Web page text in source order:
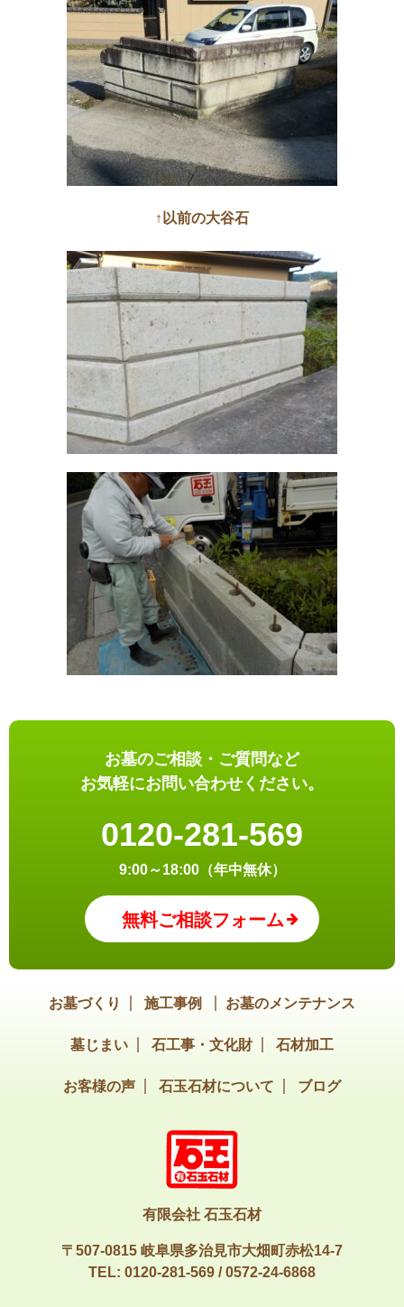
↑以前の大谷石
お墓のご相談・ご質問など
お気軽にお問い合わせください。
0120-281-569
9:00～18:00（年中無休）
無料ご相談フォーム
お墓づくり 施工事例 お墓のメンテナンス
墓じまい 石工事・文化財 石材加工
お客様の声 石玉石材について ブログ
有限会社 石玉石材
〒507-0815 岐阜県多治見市大畑町赤松14-7
TEL: 0120-281-569 /0572-24-6868